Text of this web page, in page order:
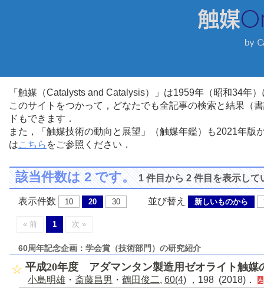
「触媒（Catalysts and Catalysis）」は1959年（昭和34年
このサイトをつかって，どなたでも全記事の検索と結果（
ドもできます．
また，「触媒技術の動向と展望」（触媒年鑑）も2021年
はこちら をご参照ください．
該当件数は 2 です。1 件目から 2 件目を表示して
表示件数 10 20 30 並び替え 新しいものから
« 前 1 次 »
60周年記念企画：学会賞（技術部門）の研究紹介
平成20年度 アダマンタン製造用ゼオライト触媒
小島明雄 ・ 斎藤昌男 ・ 鶴田俊二, 60(4) ，198 (2018)．